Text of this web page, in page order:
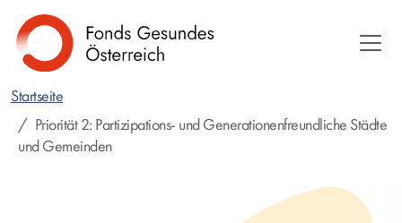
zum
Inhalt
Startseite
Priorität 2: Partizipations- und Generationenfreundliche Städte
und Gemeinden